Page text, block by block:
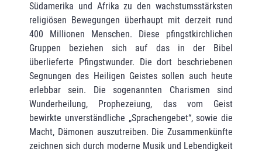
Südamerika und Afrika zu den wachstumsstärksten
religiösen Bewegungen überhaupt mit derzeit rund
400 Millionen Menschen. Diese pfingstkirchlichen
Gruppen beziehen sich auf das in der Bibel
überlieferte Pfingstwunder. Die dort beschriebenen
Segnungen des Heiligen Geistes sollen auch heute
erlebbar sein. Die sogenannten Charismen sind
Wunderheilung, Prophezeiung, das vom Geist
bewirkte unverständliche „Sprachengebet“, sowie die
Macht, Dämonen auszutreiben. Die Zusammenkünfte
zeichnen sich durch moderne Musik und Lebendigkeit